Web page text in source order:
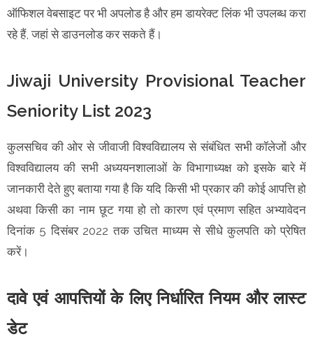
ऑफिशल वेबसाइट पर भी अपलोड है और हम डायरेक्ट लिंक भी उपलब्ध करा
रहे हैं, जहां से डाउनलोड कर सकते हैं।
Jiwaji University Provisional Teacher
Seniority List 2023
कुलसचिव की ओर से जीवाजी विश्वविद्यालय से संबंधित सभी कॉलेजों और
विश्वविद्यालय की सभी अध्ययनशालाओं के विभागाध्यक्ष को इसके बारे में
जानकारी देते हुए बताया गया है कि यदि किसी भी प्रकार की कोई आपत्ति हो
अथवा किसी का नाम छूट गया हो तो कारण एवं प्रमाण सहित अभ्यावेदन
दिनांक 5 दिसंबर 2022 तक उचित माध्यम से सीधे कुलपति को प्रेषित
करें।
दावे एवं आपत्तियों के लिए निर्धारित नियम और लास्ट
डेट